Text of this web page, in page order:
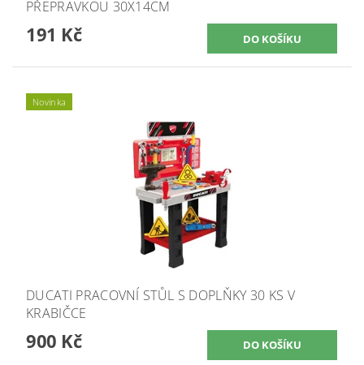
PŘEPRAVKOU 30X14CM
191 Kč
Novinka
DUCATI PRACOVNÍ STŮL S DOPLŇKY 30 KS V
KRABIČCE
900 Kč